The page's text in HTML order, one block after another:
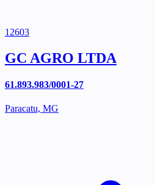
12603
GC AGRO LTDA
61.893.983/0001-27
Paracatu, MG